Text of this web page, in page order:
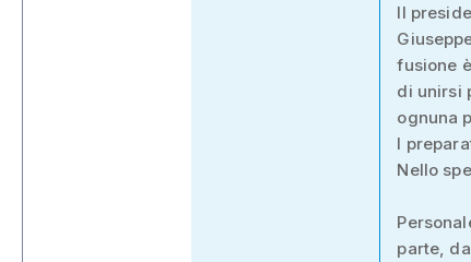
Il
fusione
di unirsi
ognuna
I
Nello
parte,